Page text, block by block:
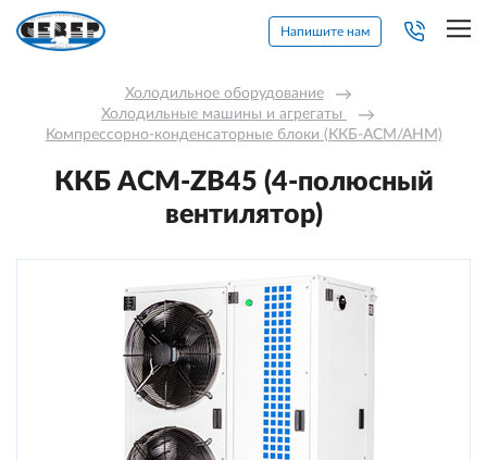
Напишите нам
Холодильное оборудование →
Холодильные машины и агрегаты →
Компрессорно-конденсаторные блоки (ККБ-АСМ/АНМ)
ККБ ACM-ZB45 (4-полюсный
вентилятор)